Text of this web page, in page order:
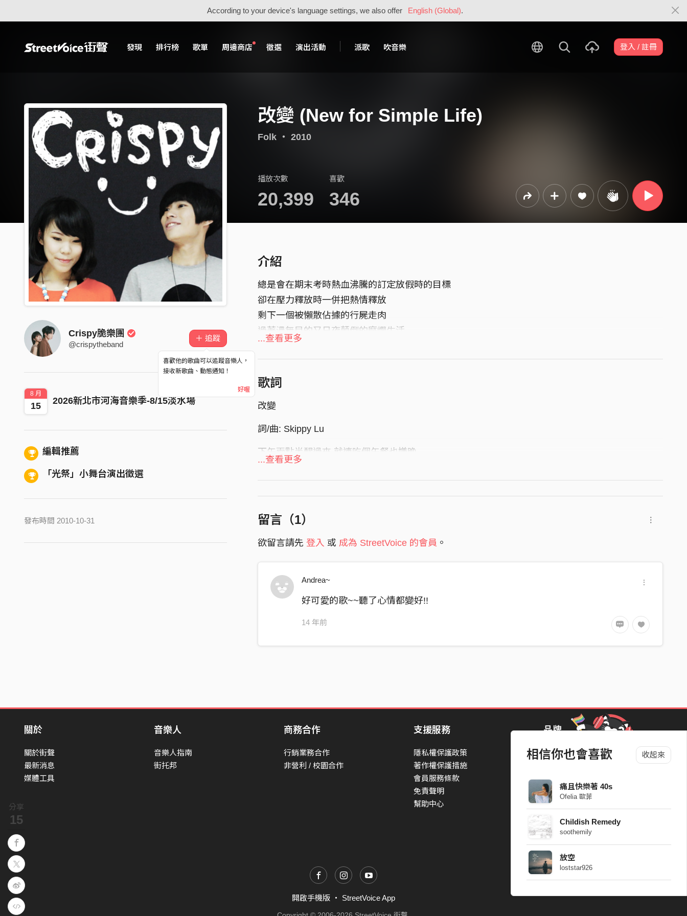
According to your device's language settings, we also offer English (Global).
發現 排行榜 歌單 周邊商店 徵選 演出活動 派歌 吹音樂 登入 / 註冊
分享
15
相信你也會喜歡 收起來
痛且快樂著 40s
Ofelia 歐菲
Childish Remedy
soothemily
放空
loststar926
改變 (New for Simple Life)
Folk・ 2010
播放次數
20,399
喜歡
346
Crispy脆樂團
@crispytheband
＋ 追蹤
喜歡他的歌曲可以追蹤音樂人，
接收新歌曲、動態通知！
好喔
8 月
15 2026新北市河海音樂季-8/15淡水場
編輯推薦
「光祭」小舞台演出徵選
發布時間 2010-10-31
介紹
總是會在期末考時熱血沸騰的訂定放假時的目標
卻在壓力釋放時一併把熱情釋放
剩下一個被懶散佔據的行屍走肉
過著漫無目的又日夜顛倒的糜爛生活
於是在假期來到尾聲的時候自省了一番
其實也只是想要自己積極一點
...查看更多
歌詞
改變
詞/曲: Skippy Lu
下午兩點半醒過來 就連吃個午餐也嫌晚
到底睡了幾個小時 怎麼眼睛還是睜不開
昏昏沉沉走出家門 因為家裡沒有半個人
突然甚麼都不想做 也打不起精神
這樣的日子還要持續多久
難道就真的沒有人能救我
我想我需要一點改變
別再浪費時間
昨天的事就應該留給昨天
我想我需要一點改變
It's time to change
It's time to change
...查看更多
留言（1）
欲留言請先 登入 或 成為 StreetVoice 的會員 。
Andrea~
好可愛的歌~~聽了心情都變好!!
14 年前
關於
關於街聲
最新消息
媒體工具
音樂人
音樂人指南
街托邦
商務合作
行銷業務合作
非營利 / 校園合作
支援服務
隱私權保護政策
著作權保護措施
會員服務條款
免責聲明
幫助中心
品牌
StreetVoice Awards 街聲音樂獎
Blow 吹音樂
Packer 派歌
SimpleLife 簡單生活節
ParkPark Carnival
一起比 YEAH 吧
開啟手機版 ・ StreetVoice App